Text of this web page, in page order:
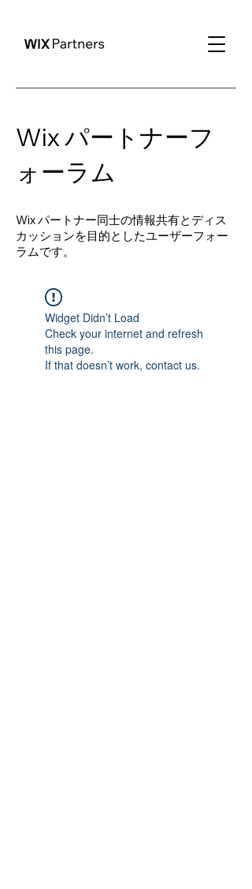
Wix パートナーフ
ォーラム
Wix パートナー同士の情報共有とディス
カッションを目的としたユーザーフォー
ラムです。
Widget Didn’t Load
Check your internet and refresh
this page.
If that doesn’t work, contact us.